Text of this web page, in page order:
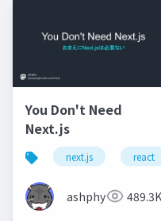
You Don't Need
Next.js
next.js react
ashphy 489.3K